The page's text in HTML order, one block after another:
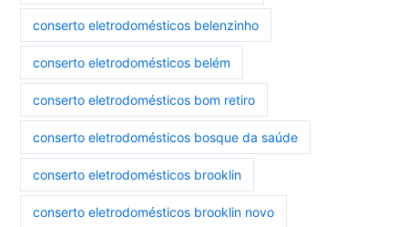
conserto eletrodomésticos belenzinho
conserto eletrodomésticos belém
conserto eletrodomésticos bom retiro
conserto eletrodomésticos bosque da saúde
conserto eletrodomésticos brooklin
conserto eletrodomésticos brooklin novo